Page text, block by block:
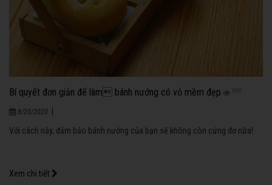
Bí quyết đơn giản để làm bánh nướng có vỏ mềm đẹp 950
8/20/2020 |
Với cách này, đảm bảo bánh nướng của bạn sẽ không còn cứng đơ nữa!
Xem chi tiết